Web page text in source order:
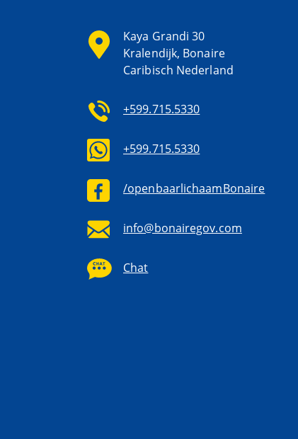
Kaya Grandi 30
Kralendijk, Bonaire
Caribisch Nederland
+599.715.5330
+599.715.5330
/openbaarlichaamBonaire
info@bonairegov.com
Chat